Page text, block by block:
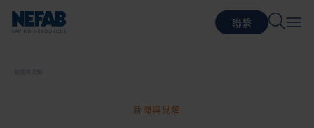
聯繫
新聞與見解